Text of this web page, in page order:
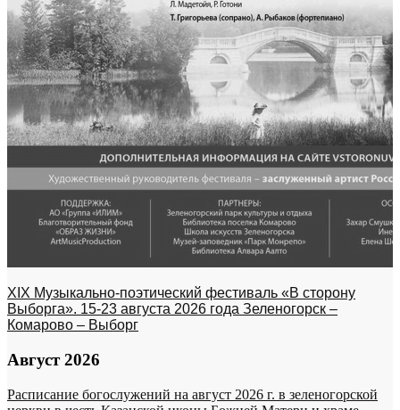
XIX Музыкально-поэтический фестиваль «В сторону
Выборга». 15-23 августа 2026 года Зеленогорск –
Комарово – Выборг
Август 2026
Расписание богослужений на август 2026 г. в зеленогорской